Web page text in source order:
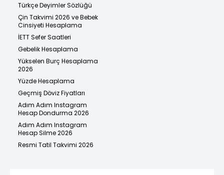
Türkçe Deyimler Sözlüğü
Çin Takvimi 2026 ve Bebek
Cinsiyeti Hesaplama
İETT Sefer Saatleri
Gebelik Hesaplama
Yükselen Burç Hesaplama
2026
Yüzde Hesaplama
Geçmiş Döviz Fiyatları
Adım Adım Instagram
Hesap Dondurma 2026
Adım Adım Instagram
Hesap Silme 2026
Resmi Tatil Takvimi 2026